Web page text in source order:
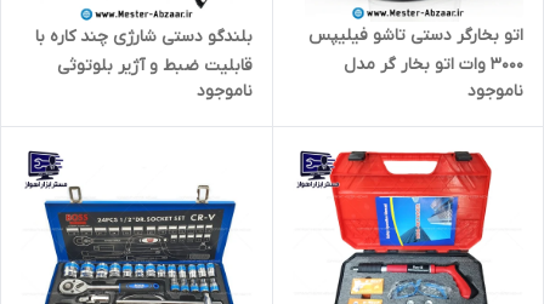
اتو بخارگر دستی تاشو فیلیپس
3000 وات اتو بخار گر مدل
PHILIPS STH-4000
ناموجود
بلندگو دستی شارژی چند کاره با
قابلیت ضبط و آژیر بلوتوثی
11s-usb اسپیکر
ناموجود